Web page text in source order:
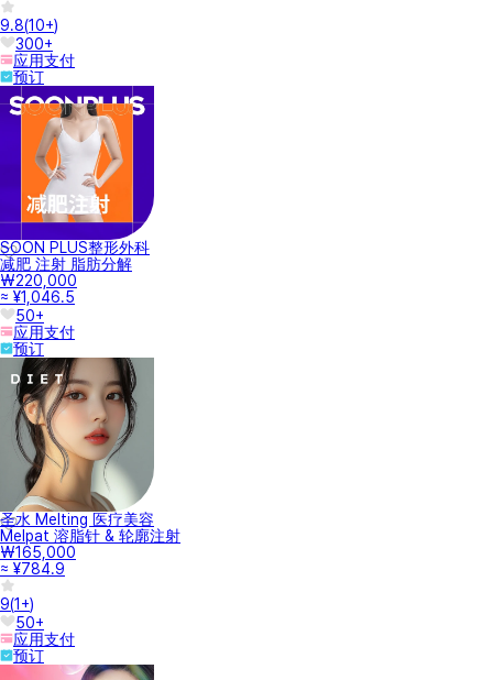
9.8(10+)
300+
应用支付
预订
SOON PLUS整形外科
减肥 注射 脂肪分解
₩220,000
≈ ¥1,046.5
50+
应用支付
预订
圣水 Melting 医疗美容
Melpat 溶脂针 & 轮廓注射
₩165,000
≈ ¥784.9
9(1+)
50+
应用支付
预订